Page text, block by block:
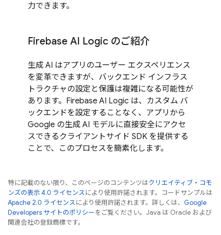
力できます。
Firebase AI Logic のご紹介
生成 AI はアプリのユーザー エクスペリエンス
を変革できますが、バックエンド インフラス
トラクチャの設定と保護は複雑になる可能性が
あります。Firebase AI Logic は、カスタム バ
ックエンドを設定することなく、アプリから
Google の生成 AI モデルに直接安全にアクセ
スできるクライアントサイド SDK を提供する
ことで、このプロセスを簡素化します。
特に記載のない限り、このページのコンテンツはクリエイティブ・コモ
ンズの表示 4.0 ライセンスにより使用許諾されます。コードサンプルは
Apache 2.0 ライセンスにより使用許諾されます。詳しくは、 Google
Developers サイトのポリシーをご覧ください。Java は Oracle および
関連会社の登録商標です。